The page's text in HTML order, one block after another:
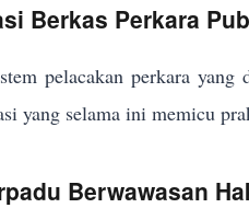
Berkas Perkara
pelacakan perkara
yang selama ini memicu
Berwawasan